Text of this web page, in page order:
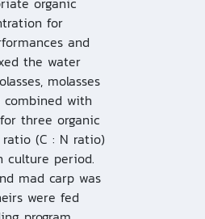
for
and
the water
molasses
with
three organic
ratio (C : N ratio)
culture period.
mad carp was
were fed